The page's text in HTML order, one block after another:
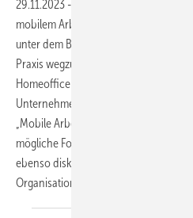
29.11.2023 -
mobilem Arbeiten stark an Bedeutung
unter dem Begriff „Hybrid Work“ nicht
Praxis wegzudenken. Das Arbeiten im
Homeoffice an teilweise
Unternehmen vor neue
„Mobile Arbeit“ wurden auf der Messe
mögliche Formen der
ebenso diskutiert wie deren
Organisation und Kommunikation.